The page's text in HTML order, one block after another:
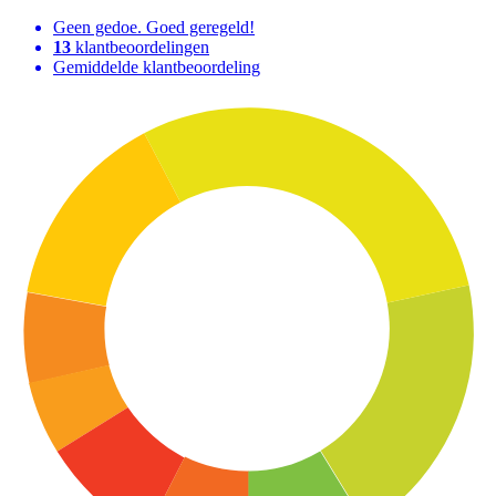
Geen gedoe. Goed geregeld!
13 klantbeoordelingen
Gemiddelde klantbeoordeling